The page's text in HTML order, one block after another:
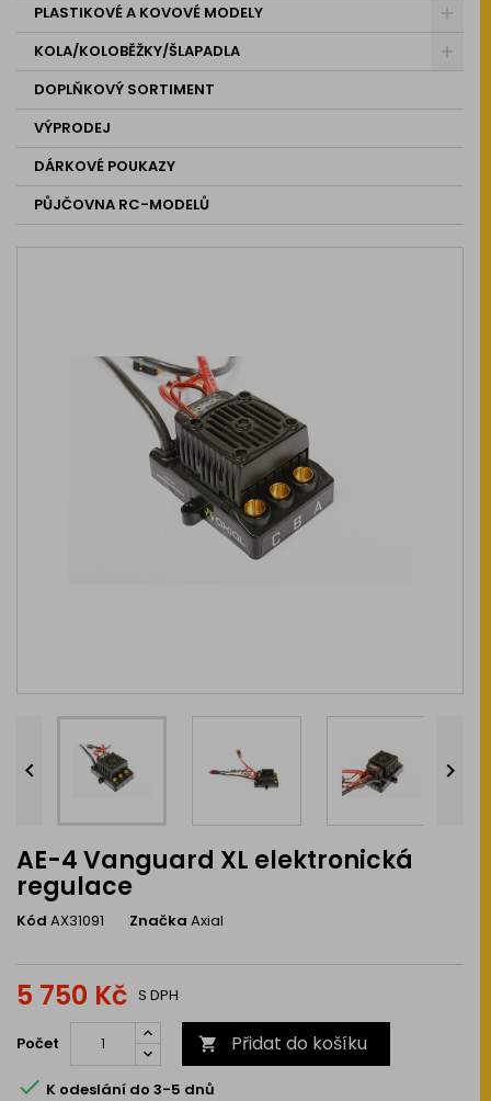
PLASTIKOVÉ A KOVOVÉ MODELY
KOLA/KOLOBĚŽKY/ŠLAPADLA
DOPLŇKOVÝ SORTIMENT
VÝPRODEJ
DÁRKOVÉ POUKAZY
PŮJČOVNA RC-MODELŮ
 
AE-4 Vanguard XL elektronická
regulace
Kód AX31091 Značka Axial
5 750 Kč S DPH
Počet  Přidat do košíku
 K odeslání do 3-5 dnů